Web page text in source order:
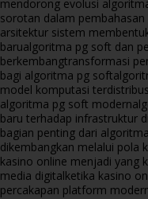
mendorong evolusi
sorotan dalam
arsitektur sistem
barualgoritma pg soft dan
berkembangtransformasi
bagi algoritma pg soft
model komputasi
algoritma pg soft modern
baru terhadap infrastruktur
bagian penting dari
dikembangkan melalui pola
kasino online menjadi yang
media digitalketika kasino
percakapan platform